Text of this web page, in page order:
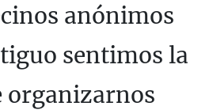
anónimos
sentimos la
organizarnos